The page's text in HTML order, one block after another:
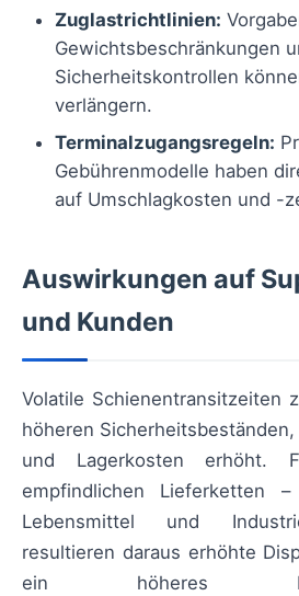
Zuglastrichtlinien:
Gewichtsbeschränkungen
Sicherheitskontrollen
verlängern.
Terminalzugangsregeln:
Gebührenmodelle haben
auf Umschlagkosten und -
Auswirkungen auf
und Kunden
Volatile Schienentransitzeiten
höheren
und Lagerkosten erhöht.
empfindlichen Lieferketten
Lebensmittel und
resultieren daraus erhöhte
ein höheres